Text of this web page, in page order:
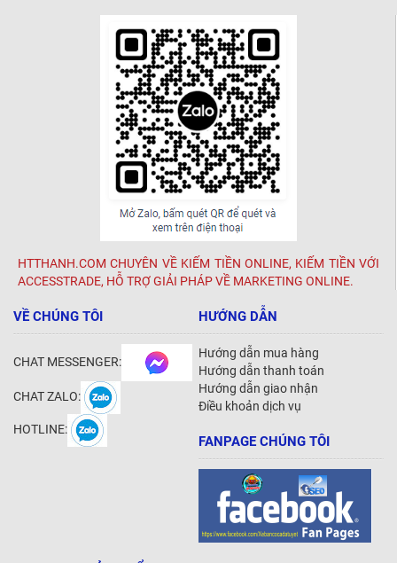
HTTHANH.COM CHUYÊN VỀ KIẾM TIỀN ONLINE, KIẾM TIỀN VỚI
ACCESSTRADE, HỖ TRỢ GIẢI PHÁP VỀ MARKETING ONLINE.
VỀ CHÚNG TÔI
CHAT MESSENGER:
CHAT ZALO:
HOTLINE:
HƯỚNG DẪN
Hướng dẫn mua hàng
Hướng dẫn thanh toán
Hướng dẫn giao nhận
Điều khoản dịch vụ
FANPAGE CHÚNG TÔI